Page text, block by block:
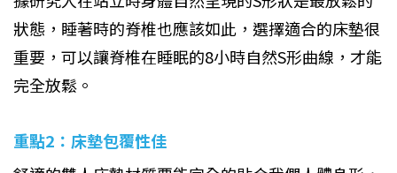
狀態，睡著時的脊椎也應該如此，選擇適合的床墊很
重要，可以讓脊椎在睡眠的8小時自然S形曲線，才能
完全放鬆。
重點2：床墊包覆性佳